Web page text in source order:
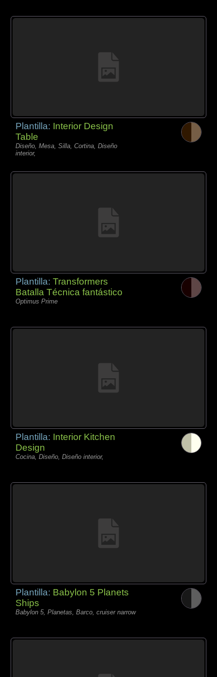
Plantilla: Interior Design
Table
Diseño, Mesa, Silla, Cortina, Diseño
interior,
Plantilla:Transformers
Batalla Técnica fantástico
Optimus Prime
Plantilla: Interior Kitchen
Design
Cocina, Diseño, Diseño interior,
Plantilla: Babylon 5 Planets
Ships
Babylon 5, Planetas, Barco, cruiser narrow